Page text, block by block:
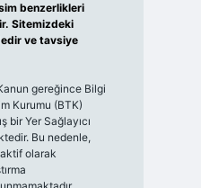
benzerlikleri
Sitemizdeki
ve tavsiye
gereğince Bilgi
Kurumu (BTK)
bir Yer Sağlayıcı
Bu nedenle,
olarak